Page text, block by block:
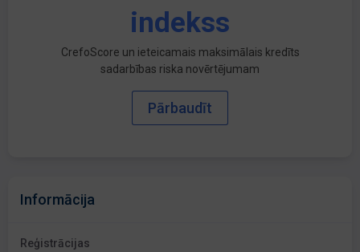
indekss
CrefoScore un ieteicamais maksimālais kredīts
sadarbības riska novērtējumam
Pārbaudīt
Informācija
Reģistrācijas